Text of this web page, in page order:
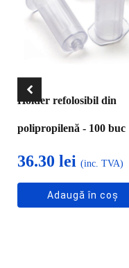
Holder refolosibil din
polipropilenă - 100 buc
36.30 lei (inc. TVA)
Adaugă în coș